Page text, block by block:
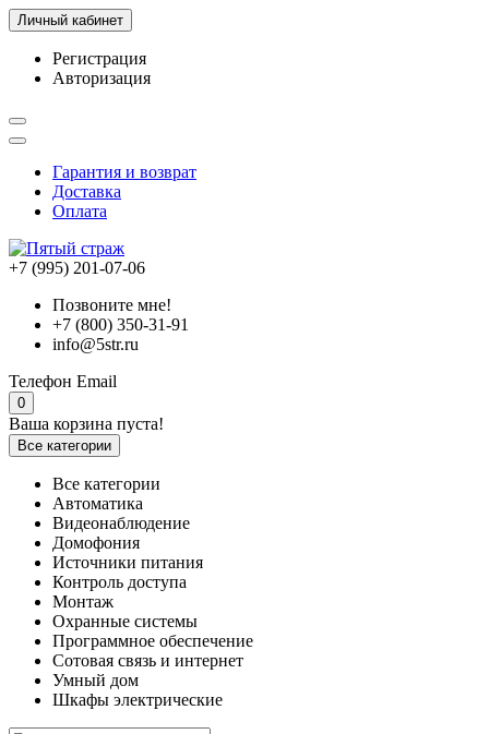
Личный кабинет
Регистрация
Авторизация
Гарантия и возврат
Доставка
Оплата
+7 (995) 201-07-06
Позвоните мне!
+7 (800) 350-31-91
info@5str.ru
Телефон Email
0
Ваша корзина пуста!
Все категории
Все категории
Автоматика
Видеонаблюдение
Домофония
Источники питания
Контроль доступа
Монтаж
Охранные системы
Программное обеспечение
Сотовая связь и интернет
Умный дом
Шкафы электрические